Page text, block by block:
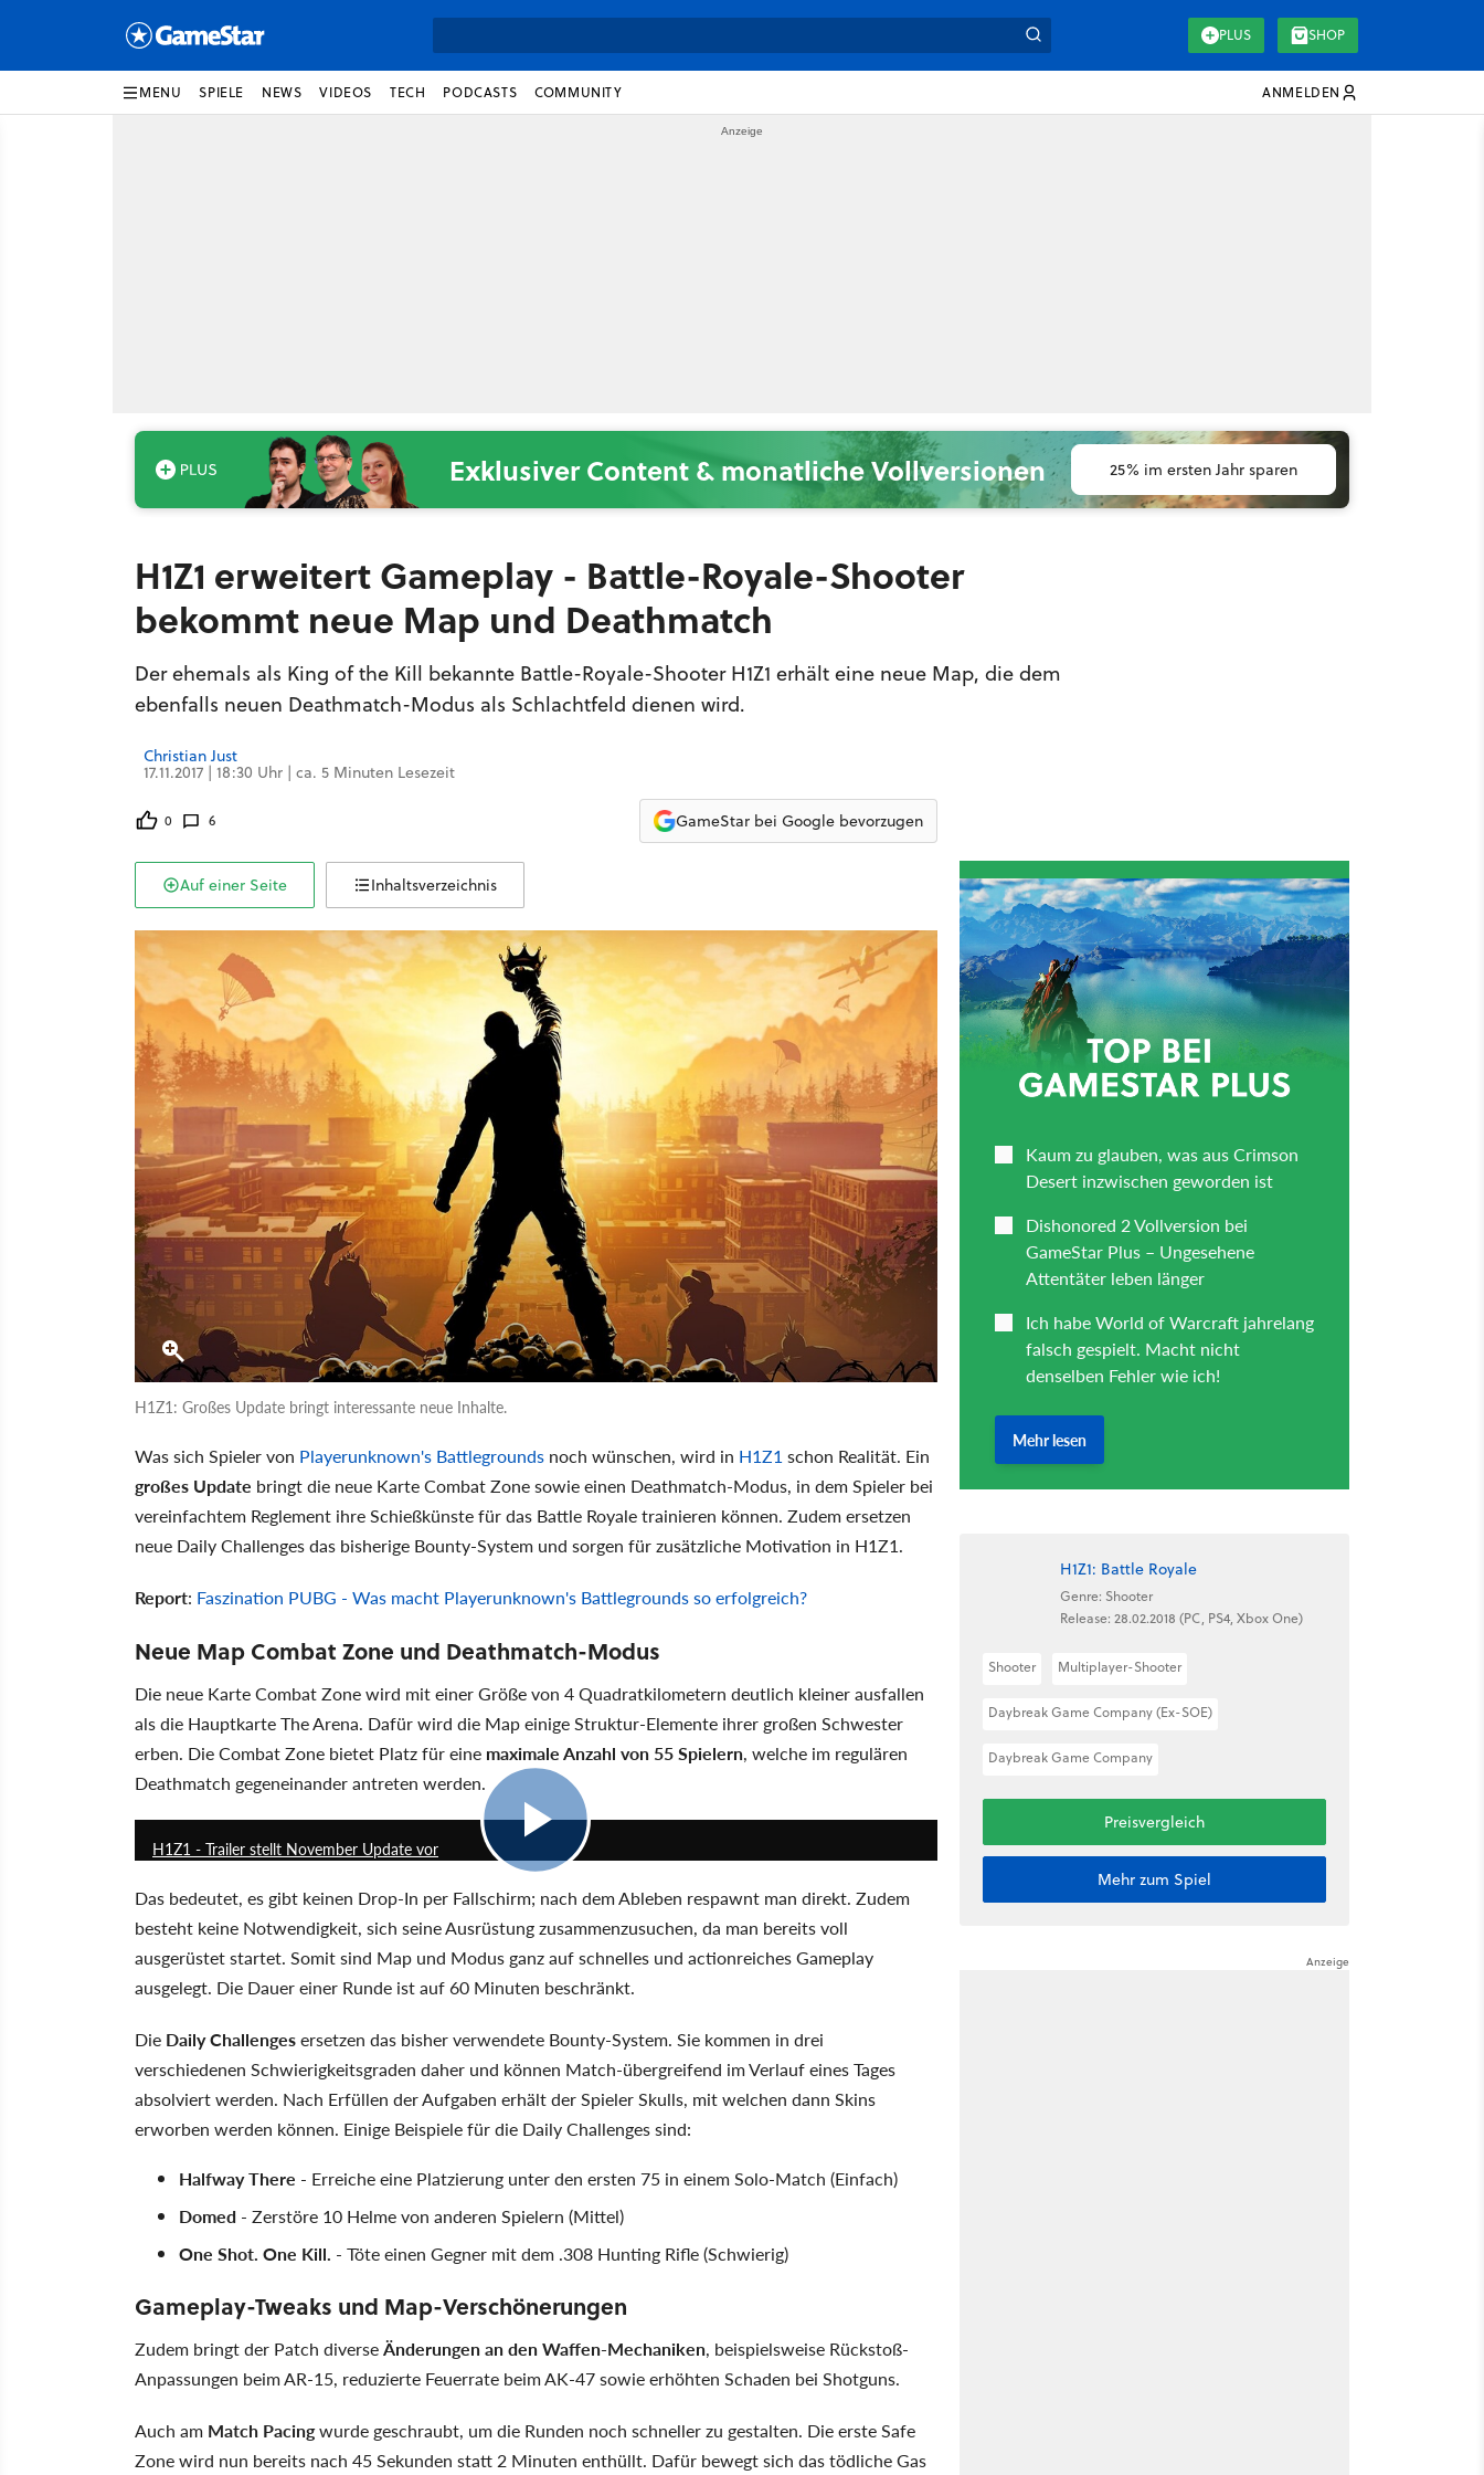
PLUS SHOP
MENU SPIELE NEWS VIDEOS TECH PODCASTS COMMUNITY ANMELDEN
Exklusiver Content & monatliche Vollversionen 25% im ersten Jahr sparen
H1Z1 erweitert Gameplay - Battle-Royale-Shooter
bekommt neue Map und Deathmatch
Der ehemals als King of the Kill bekannte Battle-Royale-Shooter H1Z1 erhält eine neue Map, die dem
ebenfalls neuen Deathmatch-Modus als Schlachtfeld dienen wird.
Christian Just
17.11.2017 | 18:30 Uhr | ca. 5 Minuten Lesezeit
0 6 GameStar bei Google bevorzugen
Auf einer Seite Inhaltsverzeichnis
H1Z1: Großes Update bringt interessante neue Inhalte.
Was sich Spieler von Playerunknown's Battlegrounds noch wünschen, wird in H1Z1schon Realität. Ein
großes Update bringt die neue Karte Combat Zone sowie einen Deathmatch-Modus, in dem Spieler bei
vereinfachtem Reglement ihre Schießkünste für das Battle Royale trainieren können. Zudem ersetzen
neue Daily Challenges das bisherige Bounty-System und sorgen für zusätzliche Motivation in H1Z1.
Report: Faszination PUBG - Was macht Playerunknown's Battlegrounds so erfolgreich?
Neue Map Combat Zone und Deathmatch-Modus
Die neue Karte Combat Zone wird mit einer Größe von 4 Quadratkilometern deutlich kleiner ausfallen
als die Hauptkarte The Arena. Dafür wird die Map einige Struktur-Elemente ihrer großen Schwester
erben. Die Combat Zone bietet Platz für eine maximale Anzahl von 55 Spielern, welche im regulären
Deathmatch gegeneinander antreten werden.
H1Z1 - Trailer stellt November Update vor
Das bedeutet, es gibt keinen Drop-In per Fallschirm; nach dem Ableben respawnt man direkt. Zudem
besteht keine Notwendigkeit, sich seine Ausrüstung zusammenzusuchen, da man bereits voll
ausgerüstet startet. Somit sind Map und Modus ganz auf schnelles und actionreiches Gameplay
ausgelegt. Die Dauer einer Runde ist auf 60 Minuten beschränkt.
Die Daily Challengesersetzen das bisher verwendete Bounty-System. Sie kommen in drei
verschiedenen Schwierigkeitsgraden daher und können Match-übergreifend im Verlauf eines Tages
absolviert werden. Nach Erfüllen der Aufgaben erhält der Spieler Skulls, mit welchen dann Skins
erworben werden können. Einige Beispiele für die Daily Challenges sind:
Halfway There - Erreiche eine Platzierung unter den ersten 75 in einem Solo-Match (Einfach)
Domed - Zerstöre 10 Helme von anderen Spielern (Mittel)
One Shot. One Kill. - Töte einen Gegner mit dem .308 Hunting Rifle (Schwierig)
Gameplay-Tweaks und Map-Verschönerungen
Zudem bringt der Patch diverseÄnderungen an den Waffen-Mechaniken, beispielsweise Rückstoß-
Anpassungen beim AR-15, reduzierte Feuerrate beim AK-47 sowie erhöhten Schaden bei Shotguns.
Auch am Match Pacingwurde geschraubt, um die Runden noch schneller zu gestalten. Die erste Safe
Zone wird nun bereits nach 45 Sekunden statt 2 Minuten enthüllt. Dafür bewegt sich das tödliche Gas
H1Z1: Battle Royale
Genre: Shooter
Release: 28.02.2018 (PC, PS4, Xbox One)
Shooter Multiplayer-Shooter
Daybreak Game Company (Ex-SOE)
Daybreak Game Company
Preisvergleich
Mehr zum Spiel